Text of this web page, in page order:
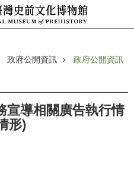
政府公開資訊 政府公開資訊
宣導相關廣告執行情
形)